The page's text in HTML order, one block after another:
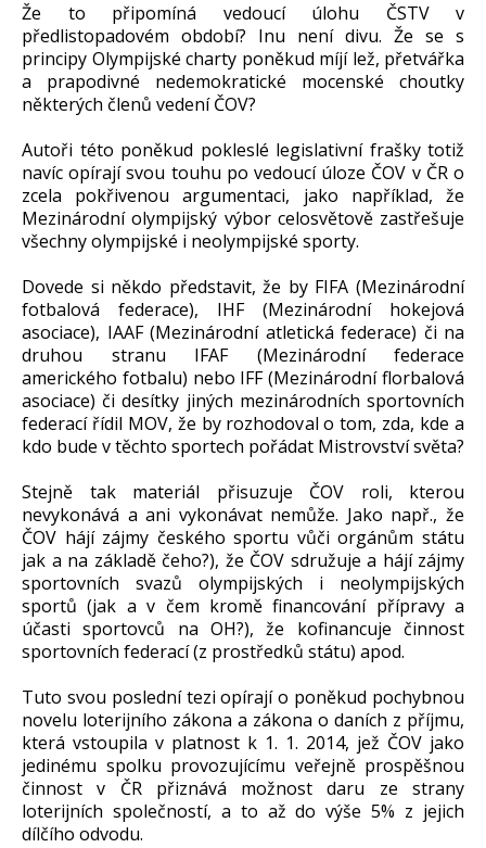
Že to připomíná vedoucí úlohu ČSTV v
předlistopadovém období? Inu není divu. Že se s
principy Olympijské charty poněkud míjí lež, přetvářka
a prapodivné nedemokratické mocenské choutky
některých členů vedení ČOV?
Autoři této poněkud pokleslé legislativní frašky totiž
navíc opírají svou touhu po vedoucí úloze ČOV v ČR o
zcela pokřivenou argumentaci, jako například, že
Mezinárodní olympijský výbor celosvětově zastřešuje
všechny olympijské i neolympijské sporty.
Dovede si někdo představit, že by FIFA (Mezinárodní
fotbalová federace), IHF (Mezinárodní hokejová
asociace), IAAF (Mezinárodní atletická federace) či na
druhou stranu IFAF (Mezinárodní federace
amerického fotbalu) nebo IFF (Mezinárodní florbalová
asociace) či desítky jiných mezinárodních sportovních
federací řídil MOV, že by rozhodoval o tom, zda, kde a
kdo bude v těchto sportech pořádat Mistrovství světa?
Stejně tak materiál přisuzuje ČOV roli, kterou
nevykonává a ani vykonávat nemůže. Jako např., že
ČOV hájí zájmy českého sportu vůči orgánům státu
jak a na základě čeho?), že ČOV sdružuje a hájí zájmy
sportovních svazů olympijských i neolympijských
sportů (jak a v čem kromě financování přípravy a
účasti sportovců na OH?), že kofinancuje činnost
sportovních federací (z prostředků státu) apod.
Tuto svou poslední tezi opírají o poněkud pochybnou
novelu loterijního zákona a zákona o daních z příjmu,
která vstoupila v platnost k 1. 1. 2014, jež ČOV jako
jedinému spolku provozujícímu veřejně prospěšnou
činnost v ČR přiznává možnost daru ze strany
loterijních společností, a to až do výše 5% z jejich
dílčího odvodu.